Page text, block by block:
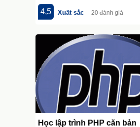
4,5 Xuất sắc 20 đánh giá
Học lập trình PHP căn bản